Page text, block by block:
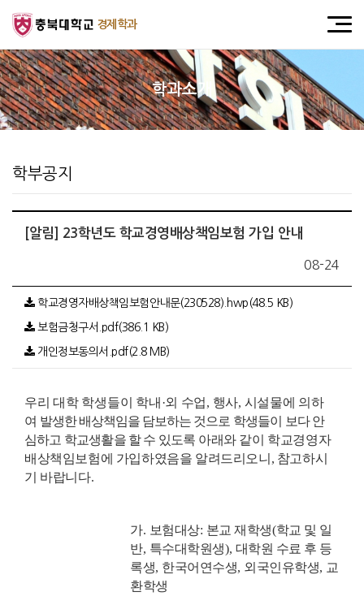
경제학과
학과소개
학부공지
[알림] 23학년도 학교경영배상책임보험 가입 안내
08-24
학교경영자배상책임보험안내문(230528).hwp(48.5 KB)
보험금청구서.pdf(386.1 KB)
개인정보동의서.pdf(2.8 MB)
우리 대학 학생들이 학내 ·외 수업, 행사, 시설물에 의하
여 발생한 배상책임을 담보하는 것으로 학생들이 보다 안
심하고 학교생활을 할 수 있도록 아래와 같이 학교경영자
배상책임보험에 가입하였음을 알려드리오니 , 참고하시
기 바랍니다.
가. 보험대상: 본교 재학생(학교 및 일
반, 특수대학원생), 대학원 수료 후 등
록생, 한국어연수생, 외국인유학생, 교
환학생